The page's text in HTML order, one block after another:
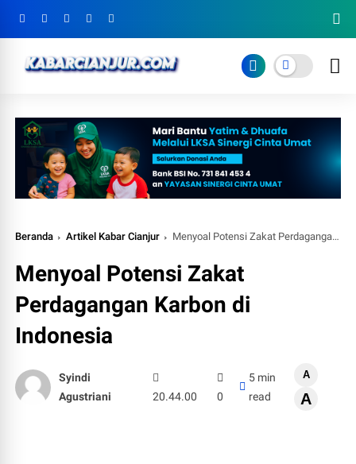
Beranda Artikel Kabar Cianjur Menyoal Potensi Zakat Perdagangan Karbon di Indonesia
Menyoal Potensi Zakat
Perdagangan Karbon di
Indonesia
Syindi
Agustriani
20.44.00 0
5 min
read
A
A